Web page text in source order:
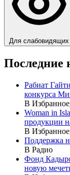
Для слабовидящих
Последние
Рабиат
конкурса
В
Woman in
продукции
В
Поддержка
В Радио
Фонд
новую